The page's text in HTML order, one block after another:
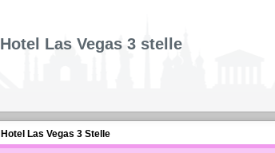
Hotel Las Vegas 3 stelle
Hotel Las Vegas 3 Stelle